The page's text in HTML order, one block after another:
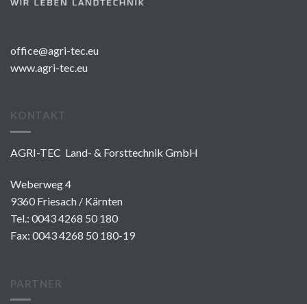
office@agri-tec.eu
www.agri-tec.eu
KONTAKT
AGRI-TEC Land- & Forsttechnik GmbH
Weberweg 4
9360 Friesach / Kärnten
Tel.: 0043 4268 50 180
Fax: 0043 4268 50 180-19
PARTNER